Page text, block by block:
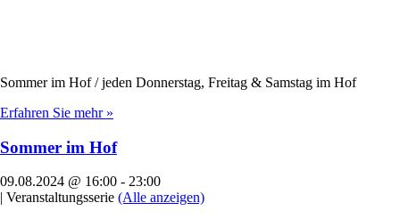
Sommer im Hof / jeden Donnerstag, Freitag & Samstag im Hof
Erfahren Sie mehr »
Sommer im Hof
09.08.2024 @ 16:00 - 23:00
| Veranstaltungsserie (Alle anzeigen)